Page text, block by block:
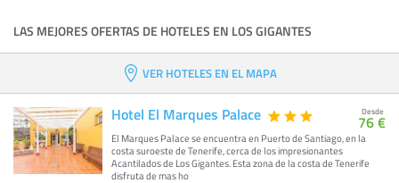
LAS MEJORES OFERTAS DE HOTELES EN LOS GIGANTES
VER HOTELES EN EL MAPA
Hotel El Marques Palace
El Marques Palace se encuentra en Puerto de Santiago, en la
costa suroeste de Tenerife, cerca de los impresionantes
Acantilados de Los Gigantes. Esta zona de la costa de Tenerife
disfruta de mas ho
Desde
76 €